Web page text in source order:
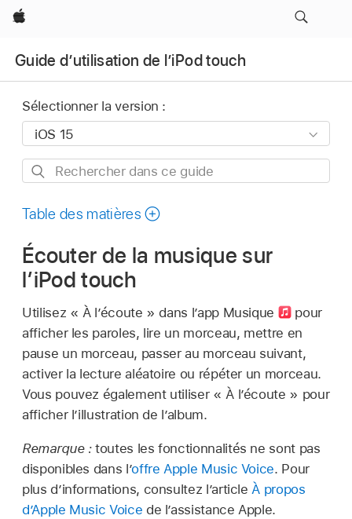
Apple
Guide d’utilisation de l’iPod touch
Sélectionner la version :
Rechercher
ce
Table des matières
Écouter de la musique sur
l’iPod touch
Utilisez « À l’écoute » dans l’app Musique
pour
afficher les paroles, lire un morceau, mettre en
pause un morceau, passer au morceau suivant,
activer la lecture aléatoire ou répéter un morceau.
Vous pouvez également utiliser « À l’écoute » pour
afficher l’illustration de l’album.
Remarque :toutes les fonctionnalités ne sont pas
disponibles dans l’offre Apple Music Voice. Pour
plus d’informations, consultez l’article À propos
d’Apple Music Voice de l’assistance Apple.